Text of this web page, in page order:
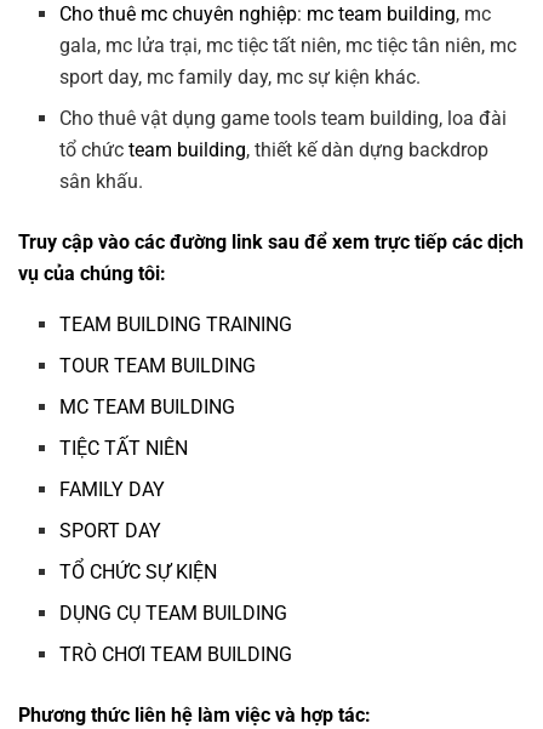
Cho thuê mc chuyên nghiệp: mc team building, mc
gala, mc lửa trại, mc tiệc tất niên, mc tiệc tân niên, mc
sport day, mc family day, mc sự kiện khác.
Cho thuê vật dụng game tools team building, loa đài
tổ chứcteam building, thiết kế dàn dựng backdrop
sân khấu.
Truy cập vào các đường link sau để xem trực tiếp các dịch
vụ của chúng tôi:
TEAM BUILDING TRAINING
TOUR TEAM BUILDING
MC TEAM BUILDING
TIỆC TẤT NIÊN
FAMILY DAY
SPORT DAY
TỔ CHỨC SỰ KIỆN
DỤNG CỤ TEAM BUILDING
TRÒ CHƠI TEAM BUILDING
Phương thức liên hệ làm việc và hợp tác: